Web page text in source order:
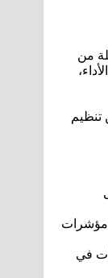
من
تنظيم
مؤشرات
في